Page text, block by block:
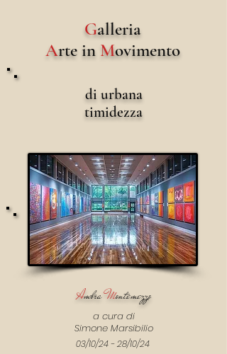
Galleria
Arte in Movimento
di urbana
timidezza
AmbraMontemezzo
a cura di
Simone Marsibilio
03/10/24 - 28/10/24